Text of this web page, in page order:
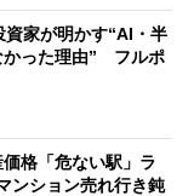
資家が明かす“AI・半
かった理由” フルポ
価格「危ない駅」ラ
ンション売れ行き鈍